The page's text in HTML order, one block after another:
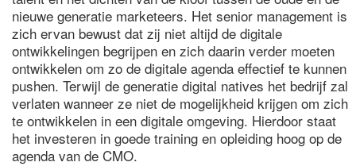
nieuwe generatie marketeers. Het senior management is
zich ervan bewust dat zij niet altijd de digitale
ontwikkelingen begrijpen en zich daarin verder moeten
ontwikkelen om zo de digitale agenda effectief te kunnen
pushen. Terwijl de generatie digital natives het bedrijf zal
verlaten wanneer ze niet de mogelijkheid krijgen om zich
te ontwikkelen in een digitale omgeving. Hierdoor staat
het investeren in goede training en opleiding hoog op de
agenda van de CMO.